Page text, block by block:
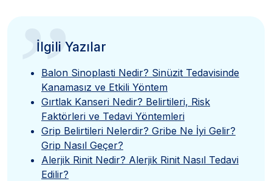
”
İlgili Yazılar
Balon Sinoplasti Nedir? Sinüzit Tedavisinde
Kanamasız ve Etkili Yöntem
Gırtlak Kanseri Nedir? Belirtileri, Risk
Faktörleri ve Tedavi Yöntemleri
Grip Belirtileri Nelerdir? Gribe Ne İyi Gelir?
Grip Nasıl Geçer?
Alerjik Rinit Nedir? Alerjik Rinit Nasıl Tedavi
Edilir?